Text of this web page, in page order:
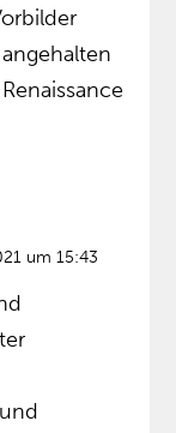
um 15:43